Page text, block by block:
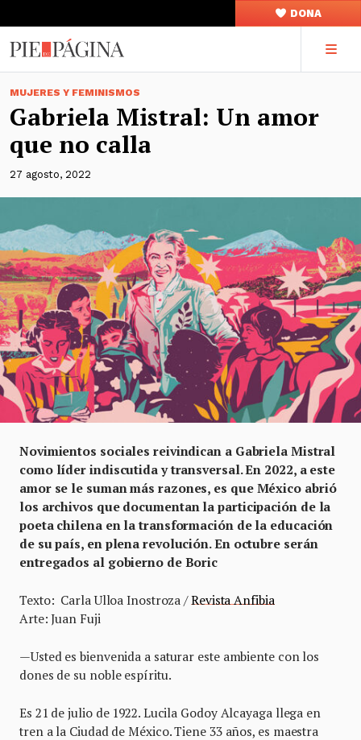
DONA
MUJERES Y FEMINISMOS
Gabriela Mistral: Un amor
que no calla
27 agosto, 2022
Novimientos sociales reivindican a Gabriela Mistral
como líder indiscutida y transversal. En 2022, a este
amor se le suman más razones, es que México abrió
los archivos que documentan la participación de la
poeta chilena en la transformación de la educación
de su país, en plena revolución. En octubre serán
entregados al gobierno de Boric
Texto: Carla Ulloa Inostroza /Revista Anfibia
Arte: Juan Fuji
—Usted es bienvenida a saturar este ambiente con los
dones de su noble espíritu.
Es 21 de julio de 1922. Lucila Godoy Alcayaga llega en
tren a la Ciudad de México. Tiene 33 años, es maestra